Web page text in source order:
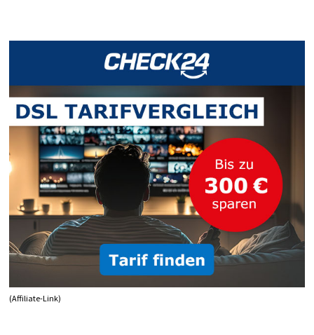
BERÜCKSICHTIGT
(Affiliate-Link)